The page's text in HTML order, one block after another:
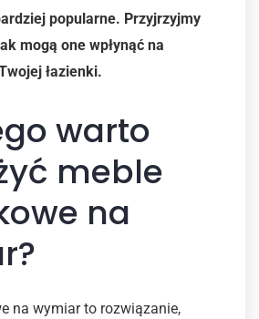
popularne. Przyjrzyjmy
mogą one wpłynąć na
łazienki.
warto
meble
na
na wymiar to rozwiązanie,